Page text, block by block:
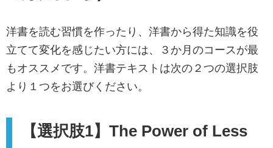
洋書を読む習慣を作ったり、洋書から得た知識を役
立てて変化を感じたい方には、３か月のコースが最
もオススメです。洋書テキストは次の２つの選択肢
より１つをお選びください。
【選択肢1】The Power of Less